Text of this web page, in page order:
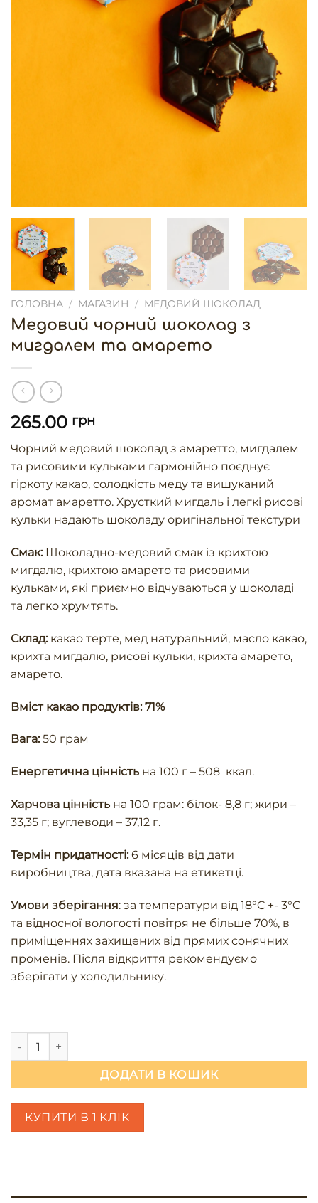
ГОЛОВНА / МАГАЗИН / МЕДОВИЙ ШОКОЛАД
Медовий чорний шоколад з
мигдалем та амарето
265.00 грн
Чорний медовий шоколад з амаретто, мигдалем
та рисовими кульками гармонійно поєднує
гіркоту какао, солодкість меду та вишуканий
аромат амаретто. Хрусткий мигдаль і легкі рисові
кульки надають шоколаду оригінальної текстури
Смак:Шоколадно-медовий смак із крихтою
мигдалю, крихтою амарето та рисовими
кульками, які приємно відчуваються у шоколаді
та легко хрумтять.
Склад:какао терте, мед натуральний, масло какао,
крихта мигдалю, рисові кульки, крихта амарето,
амарето.
Вміст какао продуктів: 71%
Вага:50 грам
Енергетична цінність на 100 г – 508 ккал.
Харчова цінність на 100 грам: білок- 8,8 г; жири –
33,35 г; вуглеводи – 37,12 г.
Термін придатності:6 місяців від дати
виробництва, дата вказана на етикетці.
Умови зберігання: за температури від 18°C +- 3°C
та відносної вологості повітря не більше 70%, в
приміщеннях захищених від прямих сонячних
променів. Після відкриття рекомендуємо
зберігати у холодильнику.
Медовий чорний шоколад з мигдалем та амарето
ДОДАТИ В КОШИК
КУПИТИ В 1 КЛІК